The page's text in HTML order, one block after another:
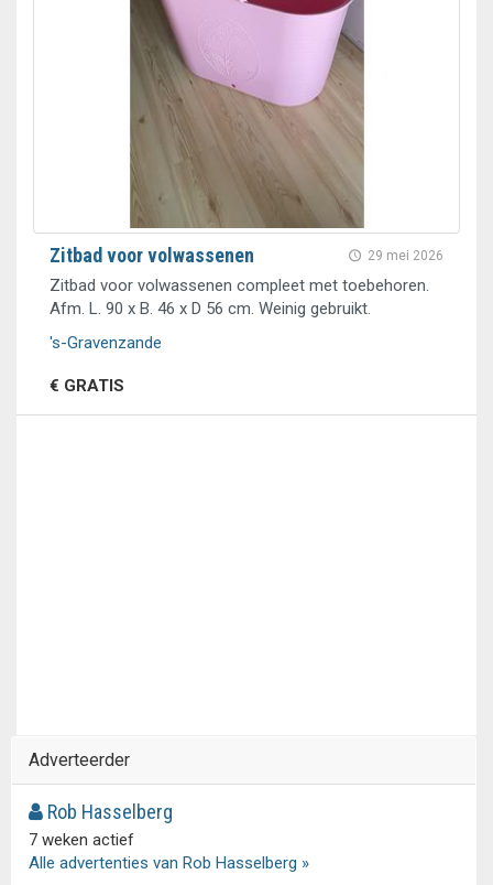
29 mei 2026
Zitbad voor volwassenen
Zitbad voor volwassenen compleet met toebehoren.
Afm. L. 90 x B. 46 x D 56 cm. Weinig gebruikt.
's-Gravenzande
€ GRATIS
Adverteerder
Rob Hasselberg
7 weken actief
Alle advertenties van Rob Hasselberg »